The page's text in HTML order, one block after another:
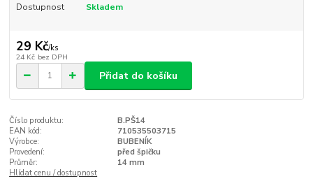
Dostupnost Skladem
29 Kč/ks
24 Kč bez DPH
Přidat do košíku
Číslo produktu:
B.PŠ14
EAN kód:
710535503715
Výrobce:
BUBENÍK
Provedení:
před špičku
Průměr:
14 mm
Hlídat cenu / dostupnost